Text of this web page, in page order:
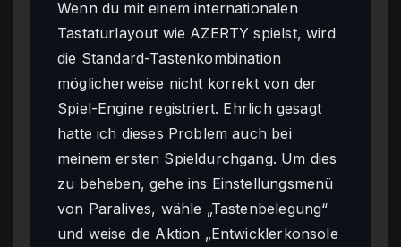
Wenn du mit einem internationalen
Tastaturlayout wie AZERTY spielst, wird
die Standard-Tastenkombination
möglicherweise nicht korrekt von der
Spiel-Engine registriert. Ehrlich gesagt
hatte ich dieses Problem auch bei
meinem ersten Spieldurchgang. Um dies
zu beheben, gehe ins Einstellungsmenü
von Paralives, wähle „Tastenbelegung“
und weise die Aktion „Entwicklerkonsole